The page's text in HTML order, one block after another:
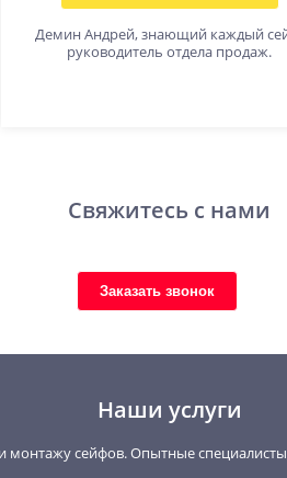
Демин Андрей, знающий каждый
руководитель отдела продаж.
Свяжитесь с нами
Заказать звонок
Наши услуги
монтажу сейфов. Опытные